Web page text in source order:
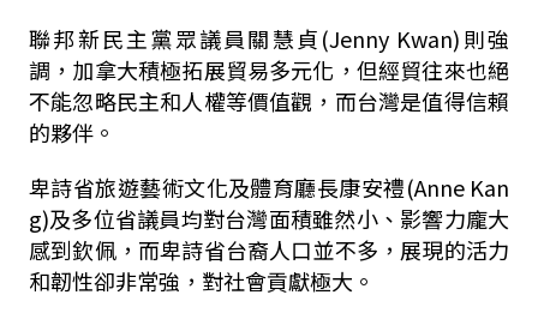
聯邦新民主黨眾議員關慧貞(Jenny Kwan)則強
調，加拿大積極拓展貿易多元化，但經貿往來也絕
不能忽略民主和人權等價值觀，而台灣是值得信賴
的夥伴。
卑詩省旅遊藝術文化及體育廳長康安禮(Anne Kan
g)及多位省議員均對台灣面積雖然小、影響力龐大
感到欽佩，而卑詩省台裔人口並不多，展現的活力
和韌性卻非常強，對社會貢獻極大。